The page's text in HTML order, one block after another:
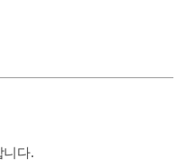
니다.